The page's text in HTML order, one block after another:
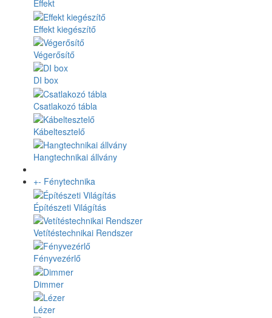
Effekt
Effekt kiegészítő
Végerősítő
DI box
Csatlakozó tábla
Kábeltesztelő
Hangtechnikai állvány
+- Fénytechnika
Építészeti Világítás
Vetítéstechnikai Rendszer
Fényvezérlő
Dimmer
Lézer